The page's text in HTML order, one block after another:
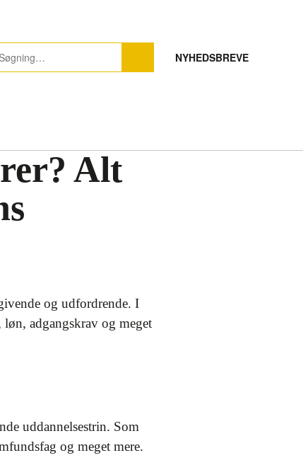
NYHEDSBREVE
Alt
og udfordrende. I
adgangskrav og meget
uddannelsestrin. Som
og meget mere.